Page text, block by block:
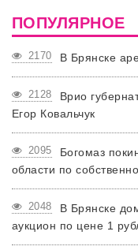
ПОПУЛЯРНОЕ
2170 В Брянске
2128
Врио
Егор Ковальчук
2095
Богомаз
области по
2048
В Брянске
аукцион по цене 1